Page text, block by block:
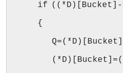
if ((*D)[Bucket]-
{